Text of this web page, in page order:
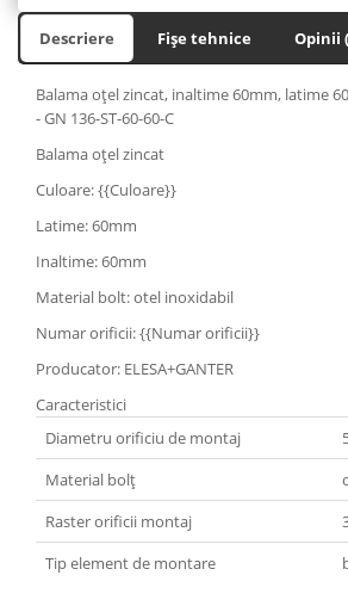
Descriere Fișe tehnice Opinii
Balama oţel zincat, inaltime 60mm, latime
- GN 136-ST-60-60-C
Balama oţel zincat
Culoare: {{Culoare}}
Latime: 60mm
Inaltime: 60mm
Material bolt: otel inoxidabil
Numar orificii: {{Numar orificii}}
Producator: ELESA+GANTER
Caracteristici
Diametru orificiu de montaj
Material bolţ
Raster orificii montaj
Tip element de montare